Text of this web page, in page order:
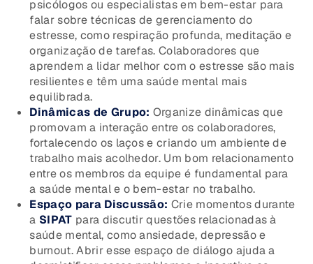
psicólogos ou especialistas em bem-estar para
falar sobre técnicas de gerenciamento do
estresse, como respiração profunda, meditação e
organização de tarefas. Colaboradores que
aprendem a lidar melhor com o estresse são mais
resilientes e têm uma saúde mental mais
equilibrada.
Dinâmicas de Grupo: Organize dinâmicas que
promovam a interação entre os colaboradores,
fortalecendo os laços e criando um ambiente de
trabalho mais acolhedor. Um bom relacionamento
entre os membros da equipe é fundamental para
a saúde mental e o bem-estar no trabalho.
Espaço para Discussão: Crie momentos durante
a SIPAT para discutir questões relacionadas à
saúde mental, como ansiedade, depressão e
burnout. Abrir esse espaço de diálogo ajuda a